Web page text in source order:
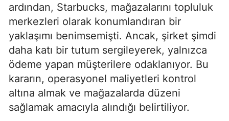
ardından, Starbucks, mağazalarını topluluk
merkezleri olarak konumlandıran bir
yaklaşımı benimsemişti. Ancak, şirket şimdi
daha katı bir tutum sergileyerek, yalnızca
ödeme yapan müşterilere odaklanıyor. Bu
kararın, operasyonel maliyetleri kontrol
altına almak ve mağazalarda düzeni
sağlamak amacıyla alındığı belirtiliyor.